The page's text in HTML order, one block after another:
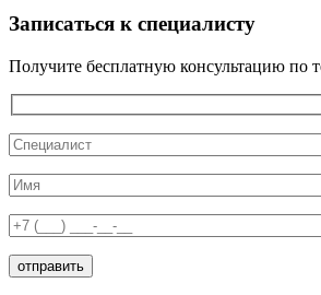
Записаться к специалисту
Получите бесплатную консультацию по